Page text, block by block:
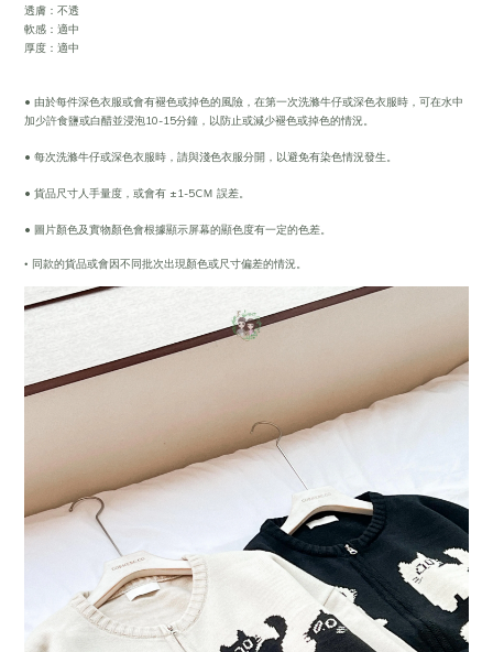
透膚：不透
軟感：適中
厚度：適中
• 由於每件深色衣服或會有褪色或掉色的風險，在第一次洗滌牛仔或深色衣服時，可在水中
加少許食鹽或白醋並浸泡10-15分鐘，以防止或減少褪色或掉色的情況。
• 每次洗滌牛仔或深色衣服時，請與淺色衣服分開，以避免有染色情況發生。
• 貨品尺寸人手量度，或會有 ±1-5CＭ 誤差。
• 圖片顏色及實物顏色會根據顯示屏幕的顯色度有一定的色差。
• 同款的貨品或會因不同批次出現顏色或尺寸偏差的情況。